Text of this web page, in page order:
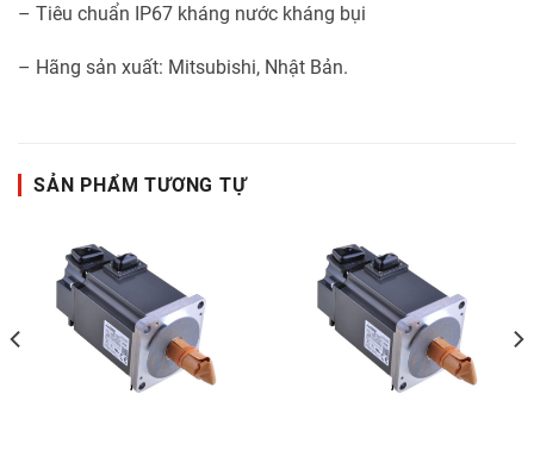
– Tiêu chuẩn IP67 kháng nước kháng bụi
– Hãng sản xuất: Mitsubishi, Nhật Bản.
SẢN PHẨM TƯƠNG TỰ